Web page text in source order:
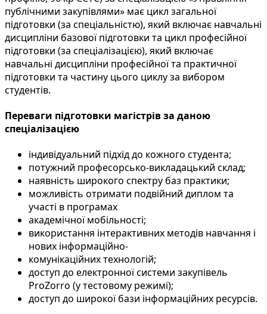
публічними закупівлями» має цикл загальної
підготовки (за спеціальністю), який включає навчальні
дисципліни базової підготовки та цикл професійної
підготовки (за спеціалізацією), який включає
навчальні дисципліни професійної та практичної
підготовки та частину цього циклу за вибором
студентів.
Переваги підготовки магістрів за даною
спеціалізацією
індивідуальний підхід до кожного студента;
потужний професорсько-викладацький склад;
наявність широкого спектру баз практики;
можливість отримати подвійний диплом та
участі в програмах
академічної мобільності;
використання інтерактивних методів навчання і
нових інформаційно-
комунікаційних технологій;
доступ до електронної системи закупівель
РroZorro (у тестовому режимі);
доступ до широкої бази інформаційних ресурсів.